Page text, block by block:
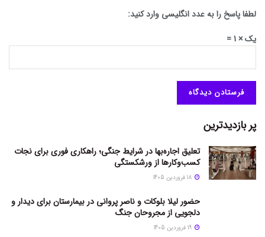
لطفا پاسخ را به عدد انگلیسی وارد کنید:
یک × 1 =
پر بازدیدترین
تعلیق اجاره‌بها در شرایط جنگی؛ راهکاری فوری برای نجات
کسب‌وکارها از ورشکستگی
حضور لیلا بلوکات و ناصر پروانی در بیمارستان برای دیدار و
دلجویی از مجروحان جنگ